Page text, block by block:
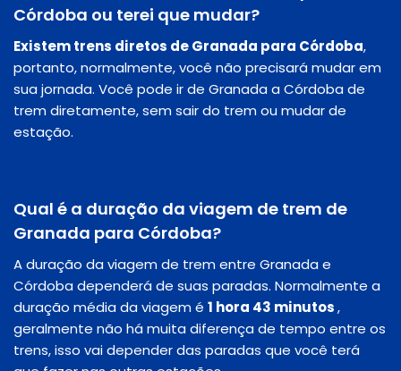
Córdoba ou terei que mudar?
Existem trens diretos de Granada para Córdoba,
portanto, normalmente, você não precisará mudar em
sua jornada. Você pode ir de Granada a Córdoba de
trem diretamente, sem sair do trem ou mudar de
estação.
Qual é a duração da viagem de trem de
Granada para Córdoba?
A duração da viagem de trem entre Granada e
Córdoba dependerá de suas paradas. Normalmente a
duração média da viagem é 1 hora 43 minutos,
geralmente não há muita diferença de tempo entre os
trens, isso vai depender das paradas que você terá